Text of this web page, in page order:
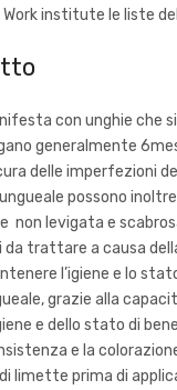
institute le liste
con unghie che
generalmente
delle imperfezioni
possono
non levigata e
da trattare a causa
l’igiene e lo
grazie alla
e dello stato di
e la
limette prima di